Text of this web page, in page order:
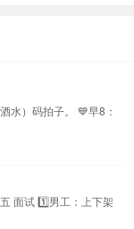
水）码拍子。 💙早8：
面试 1️⃣男工：上下架